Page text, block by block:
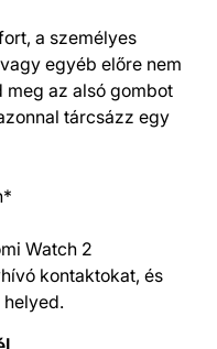
a személyes
egyéb előre nem
meg az alsó gombot
tárcsázz egy
Watch 2
kontaktokat, és